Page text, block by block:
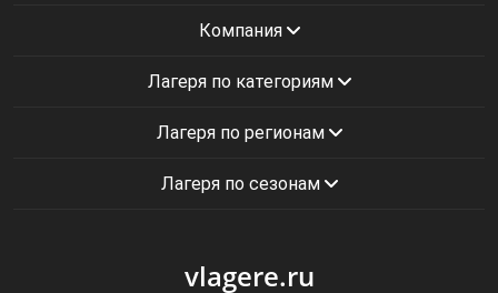
Компания
Лагеря по категориям
Лагеря по регионам
Лагеря по сезонам
vlagere.ru